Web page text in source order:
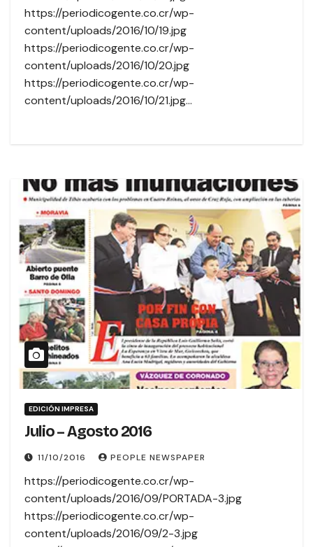
https://periodicogente.co.cr/wp-
content/uploads/2016/10/19.jpg
https://periodicogente.co.cr/wp-
content/uploads/2016/10/20.jpg
https://periodicogente.co.cr/wp-
content/uploads/2016/10/21.jpg…
EDICIÓN IMPRESA
Julio – Agosto 2016
11/10/2016 PEOPLE NEWSPAPER
https://periodicogente.co.cr/wp-
content/uploads/2016/09/PORTADA-3.jpg
https://periodicogente.co.cr/wp-
content/uploads/2016/09/2-3.jpg